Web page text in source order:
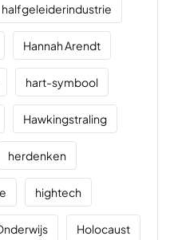
halfgeleiderindustrie
Hannah Arendt
hart-symbool
Hawkingstraling
herdenken
hightech
Holocaust